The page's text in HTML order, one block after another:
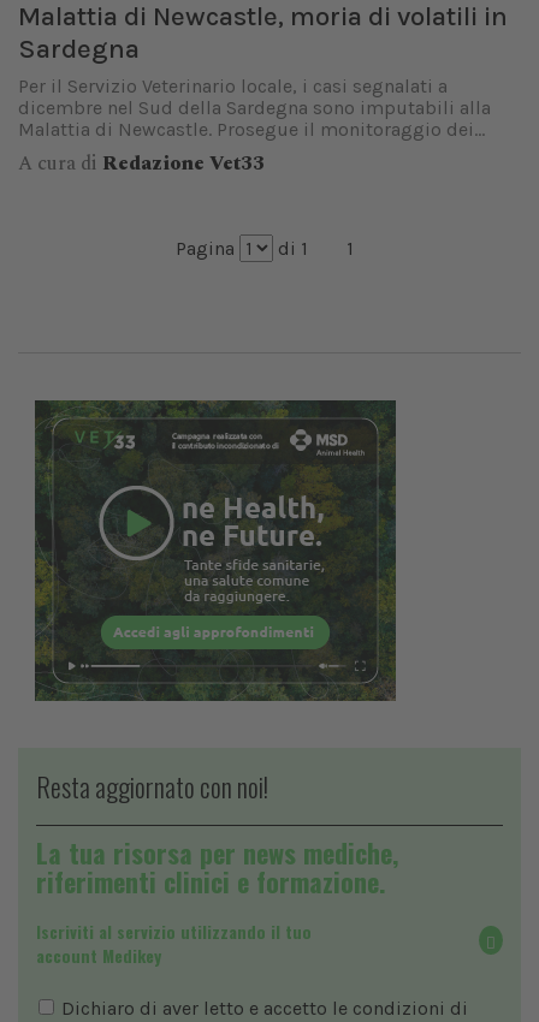
Malattia di Newcastle, moria di volatili in
Sardegna
Per il Servizio Veterinario locale, i casi segnalati a
dicembre nel Sud della Sardegna sono imputabili alla
Malattia di Newcastle. Prosegue il monitoraggio dei...
A cura di Redazione Vet33
Pagina di 1 1
Resta aggiornato con noi!
La tua risorsa per news mediche,
riferimenti clinici e formazione.
Iscriviti al servizio utilizzando il tuo
account Medikey
Dichiaro di aver letto e accetto le condizioni di